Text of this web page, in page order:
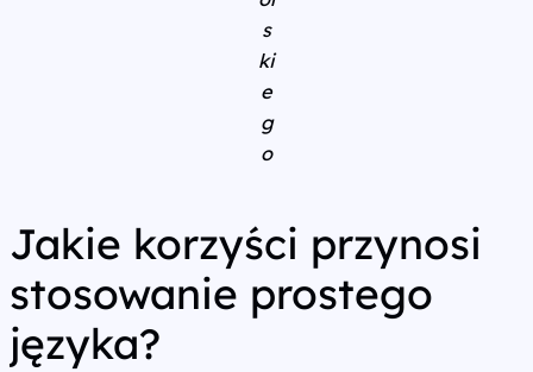
s
ki
e
g
o
Jakie korzyści przynosi
stosowanie prostego
języka?